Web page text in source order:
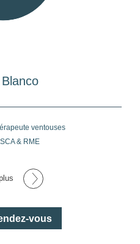
ventouses
& RME
plus
vous